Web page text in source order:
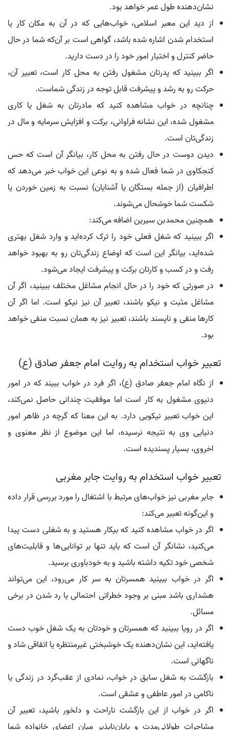
نشان‌دهنده طول عمر خواهد بود.
از دید این معبر اسلامی، خواب‌هایی که در آن به مکان کار یا
استخدام شدن اشاره شده باشد، گواهی است بر آن‌که شما در حال
حاضر کنترل و اختیار امور خود را در دست دارید.
اگر ببینید که پدرتان مشغول رفتن به محل کار است، تعبیر آن،
حرکت رو به رشد و پیشرفت قابل توجه در زندگی شماست.
چنانچه در خواب مشاهده کنید که مادرتان به شغل یا کاری
مشغول شده، این نشانه فراوانی، برکت و افزایش سرمایه و مال در
زندگی‌تان است.
دیدن دوست در حال رفتن به محل کار، بیانگر آن است که حس
کنجکاوی در شما فعال شده و به نوعی این خواب خبر می‌دهد که
اطرافیان (از جمله بستگان یا آشنایان) نسبت به زمین خوردن یا
شکست شما خوشحال می‌شوند.
همچنین محمدبن سیرین اضافه می‌کند:
اگر ببینید که شغل فعلی خود را ترک کرده‌اید و وارد شغل بهتری
شده‌اید، بیانگر این است که اوضاع زندگی‌تان رو به بهبود خواهد
رفت و در کسب و کارتان برکت و پیشرفت ایجاد می‌شود.
در صورتی که خود را در حال انجام مشاغل مختلف ببینید، اگر آن
مشاغل مثبت و نیکو باشند، تعبیر آن نیز نیکو است. اما اگر آن
کارها منفی و ناپسند باشند، تعبیر نیز به همان نسبت منفی خواهد
بود.
تعبیر خواب استخدام به روایت امام جعفر صادق (ع)
از نگاه امام جعفر صادق (ع)، اگر فرد در خواب ببیند که در امور
دنیوی مشغول به کار است اما موفقیت چندانی حاصل نمی‌کند،
این خواب تعبیر نیکویی دارد. به این معنا که گرچه در ظاهر امور
دنیایی وی به نتیجه نرسیده، اما این موضوع از نظر معنوی و
اخروی، بسیار پسندیده است.
تعبیر خواب استخدام به روایت جابر مغربی
جابر مغربی نیز خواب‌های مرتبط با اشتغال را مورد بررسی قرار داده
و این‌گونه تعبیر می‌کند:
اگر در خواب مشاهده کنید که بیکار هستید و به شغلی دست پیدا
می‌کنید، نشانگر آن است که باید تنها بر توانایی‌ها و قابلیت‌های
شخصی خود تکیه داشته باشید و به خودباوری برسید.
اگر در خواب ببینید همسرتان به سر کار می‌رود، این می‌تواند
هشداری باشد مبنی بر وجود خطراتی احتمالی یا رد شدن در برخی
مسائل.
اگر در رویا ببینید که همسرتان و خودتان به یک شغل خوب دست
یافته‌اید، این نشان‌دهنده یک خوشبختی غیرمنتظره یا اتفاقی شاد و
ناگهانی است.
بازگشت به شغل سابق در خواب، نمادی از عقب‌گرد در زندگی یا
ناکامی در امور عاطفی و عشقی است.
اگر در خواب از این بازگشت ناراحت و دلخور باشید، تعبیر آن
مشاجرات طولانی‌مدت و پایان‌ناپذیر میان اعضای خانواده شما